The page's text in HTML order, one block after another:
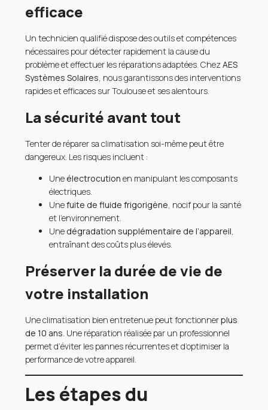
efficace
Un technicien qualifié dispose des outils et compétences
nécessaires pour détecter rapidement la cause du
problème et effectuer les réparations adaptées. ChezAES
Systèmes Solaires, nous garantissons des interventions
rapides et efficaces sur Toulouse et ses alentours.
La sécurité avant tout
Tenter de réparer sa climatisation soi-même peut être
dangereux. Les risques incluent :
Une électrocution en manipulant les composants
électriques.
Unefuite de fluide frigorigène, nocif pour la santé
et l’environnement.
Une dégradation supplémentaire de l’appareil,
entraînant des coûts plus élevés.
Préserver la durée de vie de
votre installation
Une climatisation bien entretenue peut fonctionnerplus
de 10 ans. Une réparation réalisée par un professionnel
permet d’éviter les pannes récurrentes et d’optimiser la
performance de votre appareil.
Les étapes du